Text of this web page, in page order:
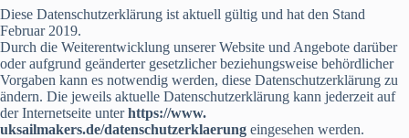
Diese Datenschutzerklärung ist aktuell gültig und hat den Stand
Februar 2019.
Durch die Weiterentwicklung unserer Website und Angebote darüber
oder aufgrund geänderter gesetzlicher beziehungsweise behördlicher
Vorgaben kann es notwendig werden, diese Datenschutzerklärung zu
ändern. Die jeweils aktuelle Datenschutzerklärung kann jederzeit auf
der Internetseite unterhttps://www.
uksailmakers.de/datenschutzerklaerung eingesehen werden.